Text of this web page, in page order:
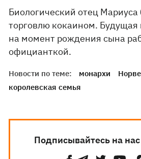
Биологический отец
торговлю кокаином. Будущая
на момент рождения сына
официанткой.
Новости по теме: монархи
королевская семья
Подписывайтесь на нас